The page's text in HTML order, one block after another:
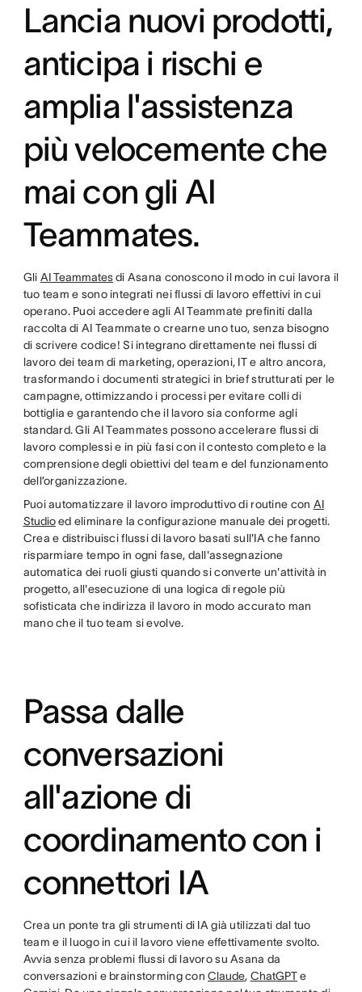
Lancia nuovi prodotti,
anticipa i rischi e
amplia l'assistenza
più velocemente che
mai con gli AI
Teammates.
Gli AI Teammatesdi Asana conoscono il modo in cui lavora il
tuo team e sono integrati nei flussi di lavoro effettivi in cui
operano. Puoi accedere agli AI Teammate prefiniti dalla
raccolta di AI Teammate o crearne uno tuo, senza bisogno
di scrivere codice! Si integrano direttamente nei flussi di
lavoro dei team di marketing, operazioni, IT e altro ancora,
trasformando i documenti strategici in brief strutturati per le
campagne, ottimizzando i processi per evitare colli di
bottiglia e garantendo che il lavoro sia conforme agli
standard. Gli AI Teammates possono accelerare flussi di
lavoro complessi e in più fasi con il contesto completo e la
comprensione degli obiettivi del team e del funzionamento
dell’organizzazione.
Puoi automatizzare il lavoro improduttivo di routine con AI
Studioed eliminare la configurazione manuale dei progetti.
Crea e distribuisci flussi di lavoro basati sull'IA che fanno
risparmiare tempo in ogni fase, dall'assegnazione
automatica dei ruoli giusti quando si converte un'attività in
progetto, all'esecuzione di una logica di regole più
sofisticata che indirizza il lavoro in modo accurato man
mano che il tuo team si evolve.
Passa dalle
conversazioni
all'azione di
coordinamento con i
connettori IA
Crea un ponte tra gli strumenti di IA già utilizzati dal tuo
team e il luogo in cui il lavoro viene effettivamente svolto.
Avvia senza problemi flussi di lavoro su Asana da
conversazioni e brainstorming conClaude, ChatGPTe